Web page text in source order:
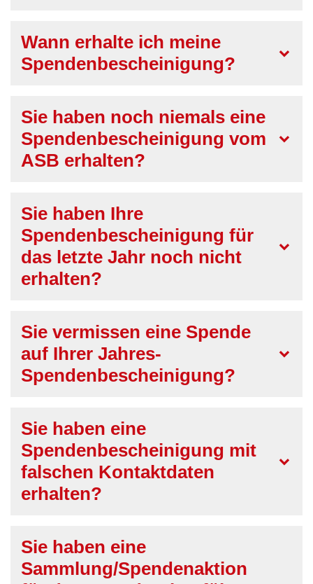
Wann erhalte ich meine
Spendenbescheinigung?
Sie haben noch niemals eine
Spendenbescheinigung vom
ASB erhalten?
Sie haben Ihre
Spendenbescheinigung für
das letzte Jahr noch nicht
erhalten?
Sie vermissen eine Spende
auf Ihrer Jahres-
Spendenbescheinigung?
Sie haben eine
Spendenbescheinigung mit
falschen Kontaktdaten
erhalten?
Sie haben eine
Sammlung/Spendenaktion